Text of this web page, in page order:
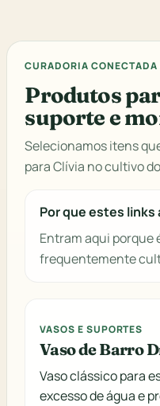
CURADORIA CONECTADA
Produtos
suporte e
Selecionamos itens
para Clívia no cultivo
Por que estes links
Entram aqui porque
frequentemente
VASOS E SUPORTES
Vaso de Barro
Vaso clássico para
excesso de água e